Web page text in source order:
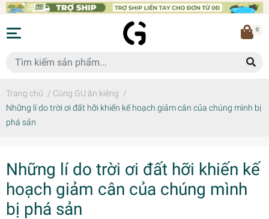
0
Trang chủ / Cùng GU ăn kiêng /
Những lí do trời ơi đất hỡi khiến kế hoạch giảm cân của chúng mình bị
phá sản
Những lí do trời ơi đất hỡi khiến kế
hoạch giảm cân của chúng mình
bị phá sản